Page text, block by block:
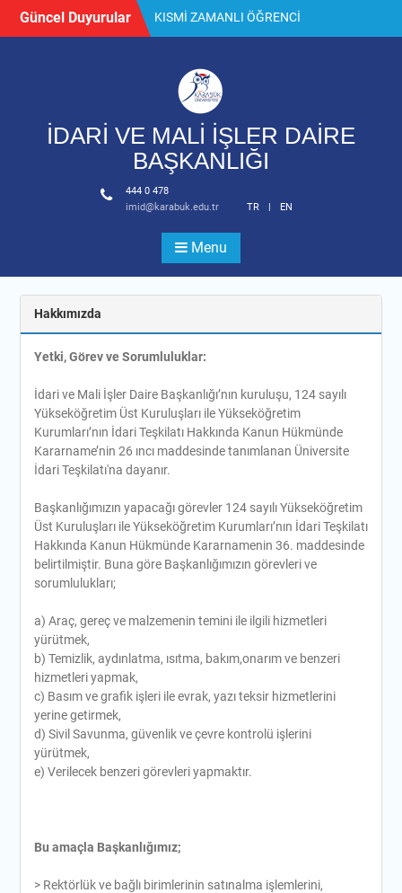
SkipGüncel Duyurular
KISMİ ZAMANLI ÖĞRENCİ
ALIM İLANI
Toplu İş Sözleşmesi Hk.
İDARİ VE MALİ İŞLER DAİRE
BAŞKANLIĞI
444 0 478
imid@karabuk.edu.tr
EN
|
TR
Menu
Hakkımızda
Yetki, Görev ve Sorumluluklar:
İdari ve Mali İşler Daire Başkanlığı’nın kuruluşu, 124 sayılı
Yükseköğretim Üst Kuruluşları ile Yükseköğretim
Kurumları’nın İdari Teşkilatı Hakkında Kanun Hükmünde
Kararname’nin 26 ıncı maddesinde tanımlanan Üniversite
İdari Teşkilatı'na dayanır.
Başkanlığımızın yapacağı görevler 124 sayılı Yükseköğretim
Üst Kuruluşları ile Yükseköğretim Kurumları’nın İdari Teşkilatı
Hakkında Kanun Hükmünde Kararnamenin 36. maddesinde
belirtilmiştir. Buna göre Başkanlığımızın görevleri ve
sorumlulukları;
a) Araç, gereç ve malzemenin temini ile ilgili hizmetleri
yürütmek,
b) Temizlik, aydınlatma, ısıtma, bakım,onarım ve benzeri
hizmetleri yapmak,
c) Basım ve grafik işleri ile evrak, yazı teksir hizmetlerini
yerine getirmek,
d) Sivil Savunma, güvenlik ve çevre kontrolü işlerini
yürütmek,
e) Verilecek benzeri görevleri yapmaktır.
Bu amaçla Başkanlığımız;
> Rektörlük ve bağlı birimlerinin satınalma işlemlerini,